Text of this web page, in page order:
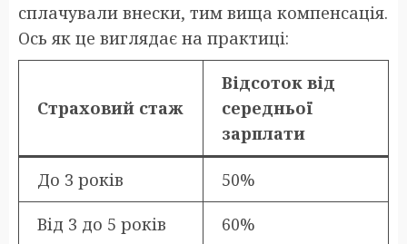
сплачували внески, тим вища компенсація.
Ось як це виглядає на практиці:
Страховий стаж
Відсоток від
середньої
зарплати
До 3 років 50%
Від 3 до 5 років 60%